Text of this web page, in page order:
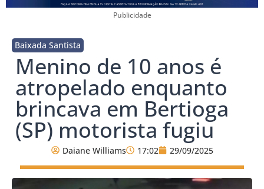
Publicidade
Baixada Santista
Menino de 10 anos é
atropelado enquanto
brincava em Bertioga
(SP) motorista fugiu
Daiane Williams 17:02 29/09/2025